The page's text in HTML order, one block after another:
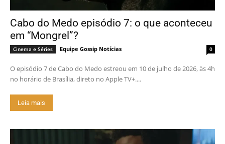
Cabo do Medo episódio 7: o que aconteceu
em “Mongrel”?
Cinema e Séries Equipe Gossip Notícias 0
O episódio 7 de Cabo do Medo estreou em 10 de julho de 2026, às 4h
no horário de Brasília, direto no Apple TV+....
Leia mais